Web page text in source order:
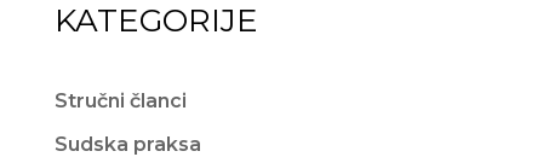
KATEGORIJE
Stručni članci
Sudska praksa